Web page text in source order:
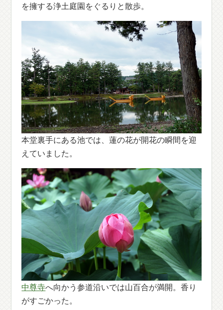
を擁する浄土庭園をぐるりと散歩。
本堂裏手にある池では、蓮の花が開花の瞬間を迎
えていました。
中尊寺へ向かう参道沿いでは山百合が満開。香り
がすごかった。